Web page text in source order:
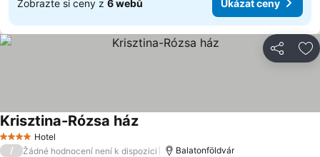
Zobrazte si ceny z 6 webů Ukázat ceny
Sdílet
4 Počet hvězdiček
Hotel
Krisztina-Rózsa ház
/ Žádné hodnocení není k dispozici Balatonföldvár